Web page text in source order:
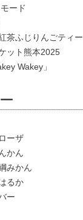
ード
茶ふじりんごティー
ット熊本2025
Wakey」
ーザ
かん
みかん
るか
ー